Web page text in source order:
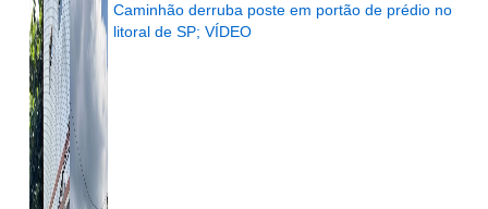
Caminhão derruba poste em portão de prédio no
litoral de SP; VÍDEO